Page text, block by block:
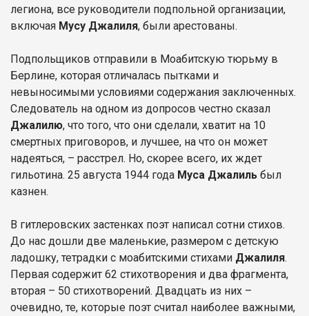
легиона, все руководители подпольной организации,
включая Мусу Джалиля, были арестованы.
Подпольщиков отправили в Моабитскую тюрьму в
Берлине, которая отличалась пытками и
невыносимыми условиями содержания заключенных.
Следователь на одном из допросов честно сказал
Джалилю, что того, что они сделали, хватит на 10
смертных приговоров, и лучшее, на что он может
надеяться, – расстрел. Но, скорее всего, их ждет
гильотина. 25 августа 1944 года Муса Джалиль был
казнен.
В гитлеровских застенках поэт написал сотни стихов.
До нас дошли две маленькие, размером с детскую
ладошку, тетрадки с моабитскими стихами Джалиля.
Первая содержит 62 стихотворения и два фрагмента,
вторая – 50 стихотворений. Двадцать из них –
очевидно, те, которые поэт считал наиболее важными,